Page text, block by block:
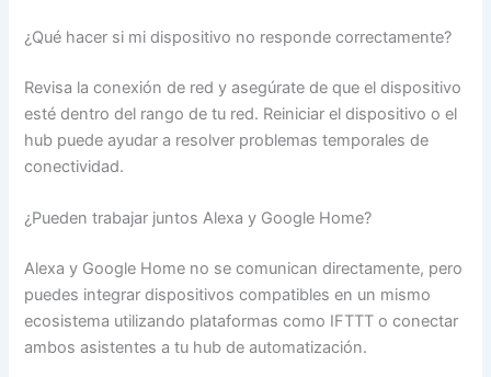
¿Qué hacer si mi dispositivo no responde correctamente?
Revisa la conexión de red y asegúrate de que el dispositivo
esté dentro del rango de tu red. Reiniciar el dispositivo o el
hub puede ayudar a resolver problemas temporales de
conectividad.
¿Pueden trabajar juntos Alexa y Google Home?
Alexa y Google Home no se comunican directamente, pero
puedes integrar dispositivos compatibles en un mismo
ecosistema utilizando plataformas como IFTTT o conectar
ambos asistentes a tu hub de automatización.